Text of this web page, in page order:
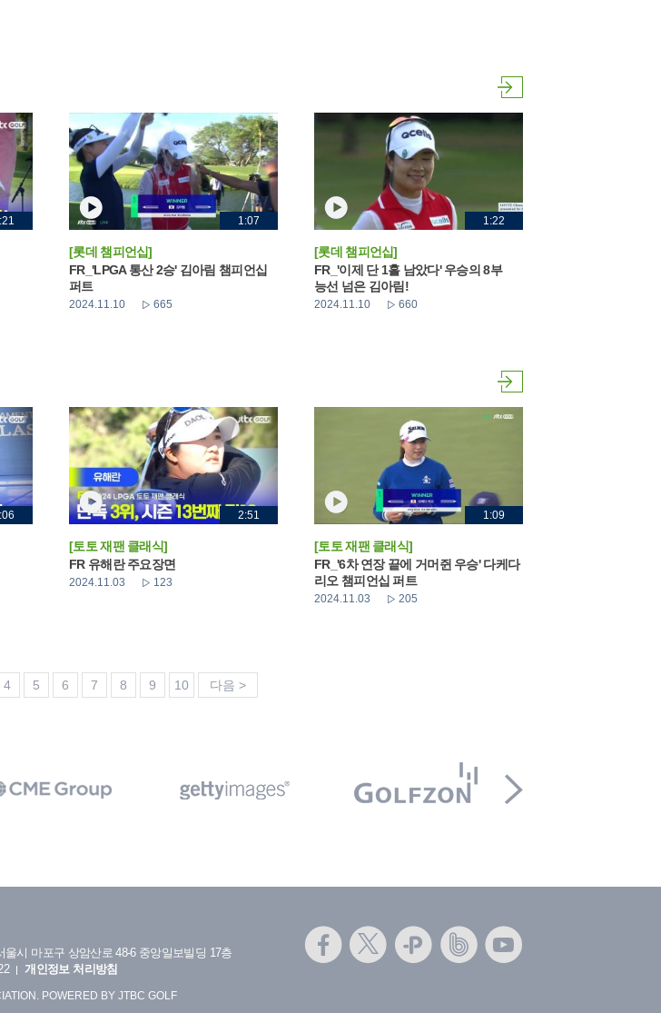
1:07
[롯데 챔피언십]
FR_'LPGA 통산 2승' 김아림 챔피언십
퍼트
2024.11.10 665
1:22
[롯데 챔피언십]
FR_'이제 단 1홀 남았다' 우승의 8부
능선 넘은 김아림!
2024.11.10 660
2:51
[토토 재팬 클래식]
FR 유해란 주요장면
2024.11.03 123
1:09
[토토 재팬 클래식]
FR_'6차 연장 끝에 거머쥔 우승' 다케다
리오 챔피언십 퍼트
2024.11.03 205
4 5 6 7 8 9 10 다음 >
울시 마포구 상암산로 48-6 중앙일보빌딩 17층
개인정보 처리방침
POWERED BY JTBC GOLF